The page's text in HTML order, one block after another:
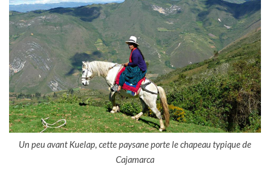
Un peu avant Kuelap, cette paysane porte le chapeau typique de
Cajamarca